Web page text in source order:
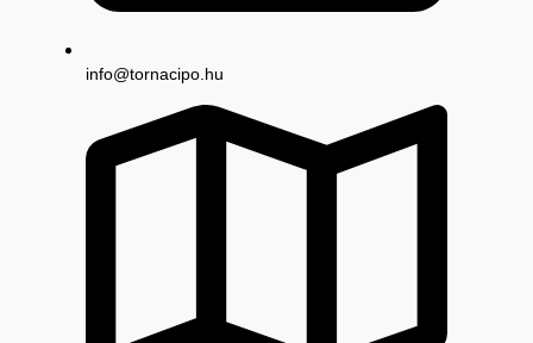
info@tornacipo.hu